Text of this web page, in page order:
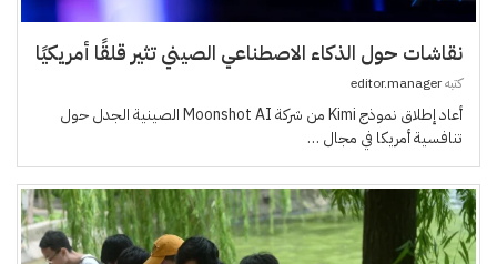
نقاشات حول الذكاء الاصطناعي الصيني تثير قلقًا أمريكيًا
كتبهeditor.manager
أعاد إطلاق نموذج Kimi من شركة Moonshot AI الصينية الجدل حول
تنافسية أمريكا في مجال …